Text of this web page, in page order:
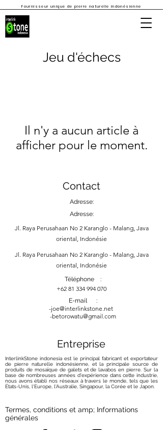
Fournisseur unique de pierre naturelle indonésienne
Jeu d'échecs
Il n'y a aucun article à
afficher pour le moment.
Contact
Adresse:
Adresse:
Jl. Raya Perusahaan No 2 Karanglo - Malang, Java
oriental, Indonésie
Jl. Raya Perusahaan No 2 Karanglo - Malang, Java
oriental, Indonésie
Téléphone :
+62 81 334 994 070
E-mail :
-joe@interlinkstone.net
-betorowatu@gmail.com
Entreprise
InterlinkStone indonesia est le principal fabricant et exportateur
de pierre naturelle indonésienne, et la principale source de
produits de mosaïque de galets et de lavabos en pierre. Sur la
base de nombreuses années d'expérience dans cette industrie,
nous avons établi nos réseaux à travers le monde, tels que les
États-Unis, l'Europe, l'Australie, Singapour, la Corée et le Japon.
Termes, conditions et amp; Informations
générales